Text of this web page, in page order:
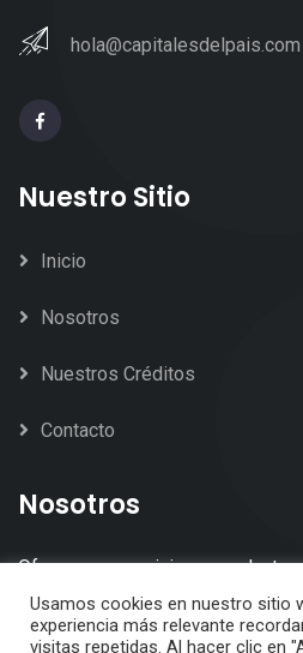
hola@capitalesdelpais.com
Nuestro Sitio
Inicio
Nosotros
Nuestros Créditos
Contacto
Nosotros
Ofrecemos servicios y
accesibles, y rápidos. Para el
pequeños negocios.
Usamos cookies en nuestro sitio
experiencia más relevante
visitas repetidas. Al hacer clic en